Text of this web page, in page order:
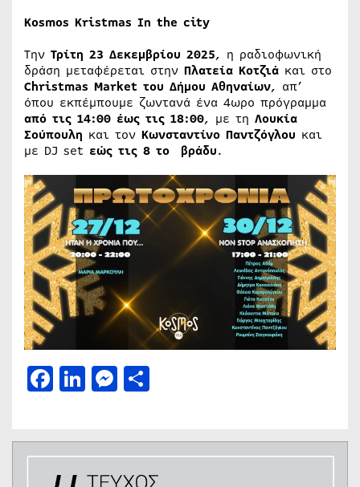
Kosmos Kristmas In the city
Την Τρίτη 23 Δεκεμβρίου 2025, η ραδιοφωνική
δράση μεταφέρεται στην Πλατεία Κοτζιά και στο
Christmas Market του Δήμου Αθηναίων, απ’
όπου εκπέμπουμε ζωντανά ένα 4ωρο πρόγραμμα
από τις 14:00 έως τις 18:00, με τη Λουκία
Σούπουλη και τον Κωνσταντίνο Παντζόγλου και
με DJ set εώς τις 8 το βράδυ.
Facebook
LinkedIn
Messenger